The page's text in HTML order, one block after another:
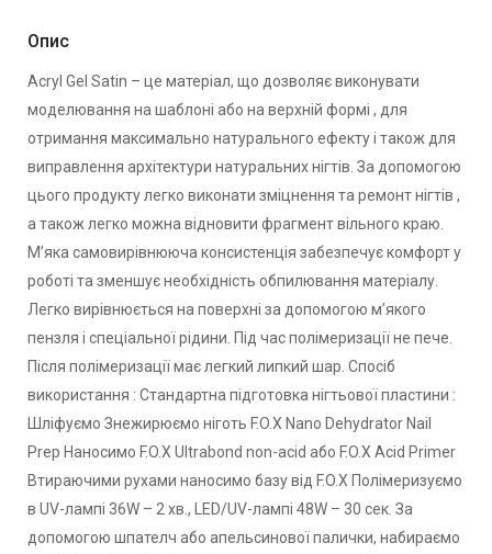
Опис
Acryl Gel Satin – це матеріал, що дозволяє виконувати
моделювання на шаблоні або на верхній формі , для
отримання максимально натурального ефекту і також для
виправлення архітектури натуральних нігтів. За допомогою
цього продукту легко виконати зміцнення та ремонт нігтів ,
а також легко можна відновити фрагмент вільного краю.
М’яка самовирівнююча консистенція забезпечує комфорт у
роботі та зменшує необхідність обпилювання матеріалу.
Легко вирівнюється на поверхні за допомогою м’якого
пензля і спеціальної рідини. Під час полімеризації не пече.
Після полімеризації має легкий липкий шар. Спосіб
використання : Стандартна підготовка нігтьової пластини :
Шліфуємо Знежирюємо ніготь F.O.X Nano Dehydrator Nail
Prep Наносимо F.O.X Ultrabond non-acid або F.O.X Acid Primer
Втираючими рухами наносимо базу від F.O.X Полімеризуємо
в UV-лампі 36W – 2 хв., LED/UV-лампі 48W – 30 сек. За
допомогою шпателч або апельсинової палички, набираємо